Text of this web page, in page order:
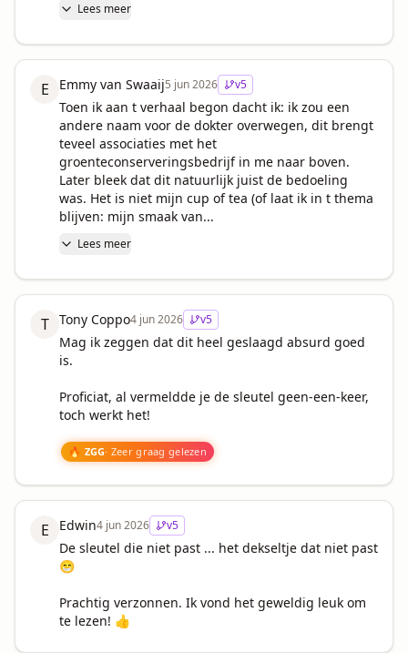
Lees meer
E Emmy van Swaaij5 jun 2026 v5
Toen ik aan t verhaal begon dacht ik: ik zou een
andere naam voor de dokter overwegen, dit brengt
teveel associaties met het
groenteconserveringsbedrijf in me naar boven.
Later bleek dat dit natuurlijk juist de bedoeling
was. Het is niet mijn cup of tea (of laat ik in t thema
blijven: mijn smaak van...
Lees meer
T Tony Coppo4 jun 2026 v5
Mag ik zeggen dat dit heel geslaagd absurd goed
is.
Proficiat, al vermeldde je de sleutel geen-een-keer,
toch werkt het!
🔥 ZGG· Zeer graag gelezen
E Edwin4 jun 2026 v5
De sleutel die niet past ... het dekseltje dat niet past
😁
Prachtig verzonnen. Ik vond het geweldig leuk om
te lezen! 👍